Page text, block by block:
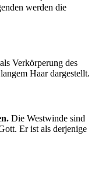
werden die
Verkörperung des
Haar dargestellt.
Die Westwinde sind
Er ist als derjenige